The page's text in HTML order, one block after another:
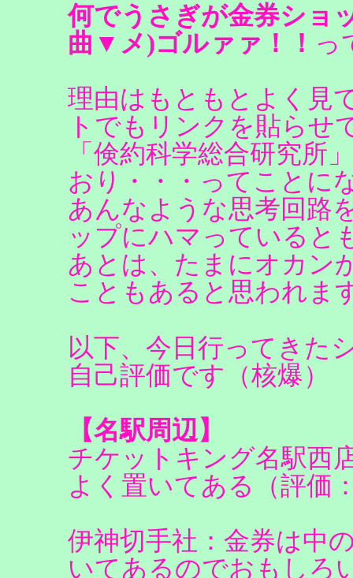
何でうさぎが金券ショ
曲▼メ)ゴルァァ！！ っ
理由はもともとよく見
トでもリンクを貼らせ
「倹約科学総合研究所
おり・・・ってことに
あんなような思考回路
ップにハマっていると
あとは、たまにオカン
こともあると思われま
以下、今日行ってきた
自己評価です（核爆）
【名駅周辺】
チケットキング名駅西
よく置いてある（評
伊神切手社：金券は中
いてあるのでおもし